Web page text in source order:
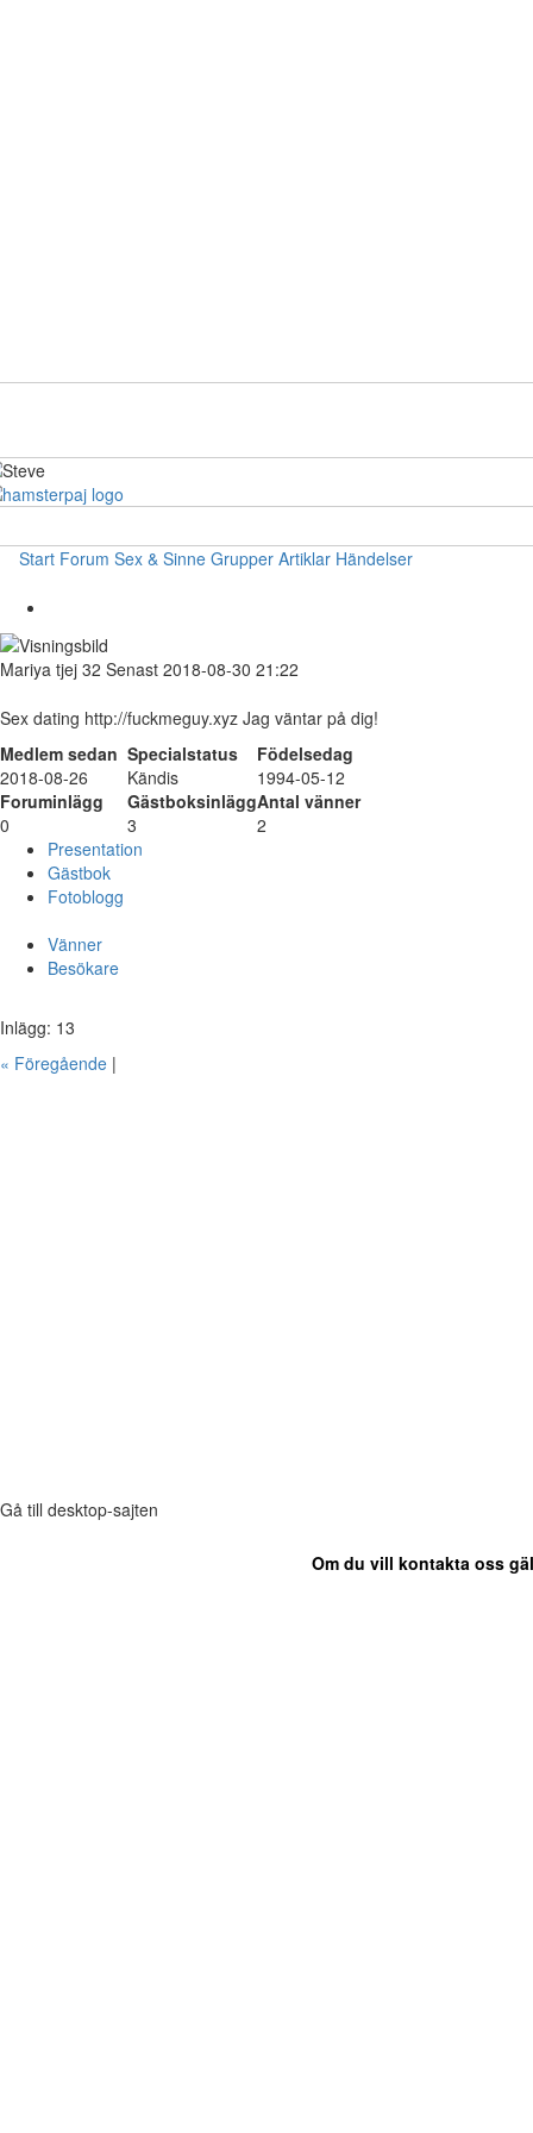
Start Forum Sex & Sinne Grupper Artiklar Händelser
Mariya tjej 32 Senast 2018-08-30 21:22
Sex dating http://fuckmeguy.xyz Jag väntar på dig!
Medlem sedan Specialstatus
Födelsedag
2018-08-26
Kändis
1994-05-12
Foruminlägg
GästboksinläggAntal vänner
0
3
2
Presentation
Gästbok
Fotoblogg
Vänner
Besökare
Inlägg: 13
« Föregående |
Gå till desktop-sajten
Om du vill kontakta oss